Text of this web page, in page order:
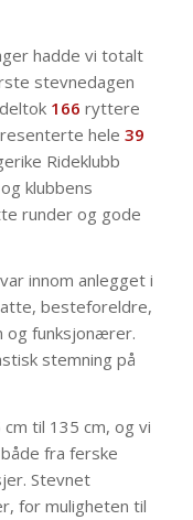
hadde vi totalt
stevnedagen
166 ryttere
hele 39
Rideklubb
klubbens
runder og gode
innom anlegget i
besteforeldre,
og funksjonærer.
stemning på
til 135 cm, og vi
fra ferske
Stevnet
for muligheten til